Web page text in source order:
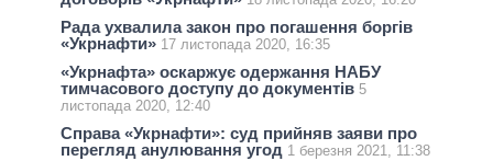
Рада ухвалила закон про погашення боргів
«Укрнафти» 17 листопада 2020, 16:35
«Укрнафта» оскаржує одержання НАБУ
тимчасового доступу до документів 5
листопада 2020, 12:40
Справа «Укрнафти»: суд прийняв заяви про
перегляд анулювання угод 1 березня 2021, 11:38